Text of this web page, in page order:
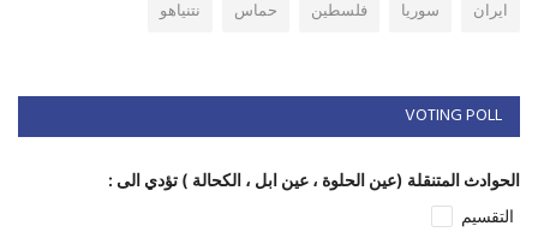
ايران
سوريا فلسطين حماس نتنياهو
VOTING POLL
الحوادث المتنقلة (عين الحلوة ، عين ابل ، الكحالة ) تؤدي الى :
التقسيم